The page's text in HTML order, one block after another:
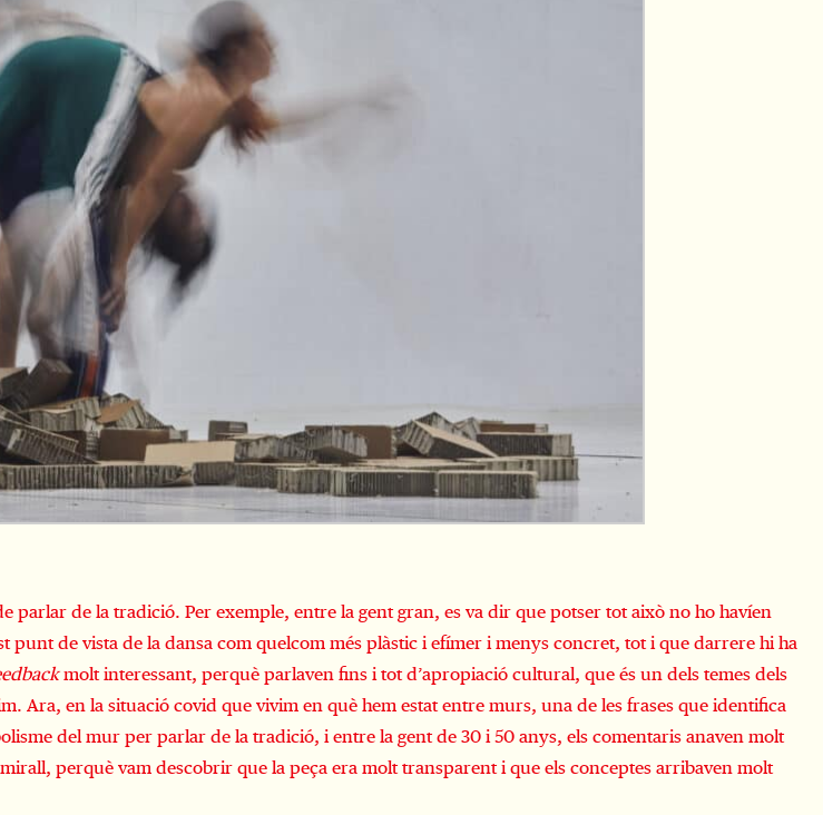
de la tradició. Per exemple, entre la gent gran, es va dir que potser tot això no ho havíen
de vista de la dansa com quelcom més plàstic i efímer i menys concret, tot i que darrere hi ha
molt interessant, perquè parlaven fins i tot d’apropiació cultural, que és un dels temes dels
Ara, en la situació covid que vivim en què hem estat entre murs, una de les frases que identifica
del mur per parlar de la tradició, i entre la gent de 30 i 50 anys, els comentaris anaven molt
perquè vam descobrir que la peça era molt transparent i que els conceptes arribaven molt